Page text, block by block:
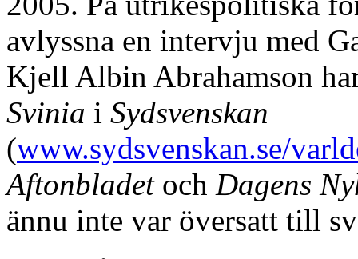
avlyssna en intervju med
Kjell Albin Abrahamson
Svinia i Sydsvenskan
(www.sydsvenskan.se/
Aftonbladetoch Dagens
ännu inte var översatt till